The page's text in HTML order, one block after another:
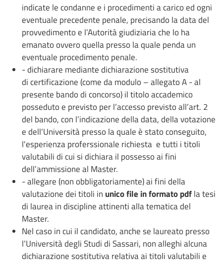
indicate le condanne e i procedimenti a carico ed ogni
eventuale precedente penale, precisando la data del
provvedimento e l’Autorità giudiziaria che lo ha
emanato ovvero quella presso la quale penda un
eventuale procedimento penale.
- dichiarare mediante dichiarazione sostitutiva
di certificazione (come da modulo – allegato A - al
presente bando di concorso) il titolo accademico
posseduto e previsto per l’accesso previsto all’art. 2
del bando, con l’indicazione della data, della votazione
e dell’Università presso la quale è stato conseguito,
l'esperienza proferssionale richiesta e tutti i titoli
valutabili di cui si dichiara il possesso ai fini
dell’ammissione al Master.
- allegare (non obbligatoriamente) ai fini della
valutazione dei titoli in unico file in formato pdfla tesi
di laurea in discipline attinenti alla tematica del
Master.
Nel caso in cui il candidato, anche se laureato presso
l’Università degli Studi di Sassari, non alleghi alcuna
dichiarazione sostitutiva relativa ai titoli valutabili e